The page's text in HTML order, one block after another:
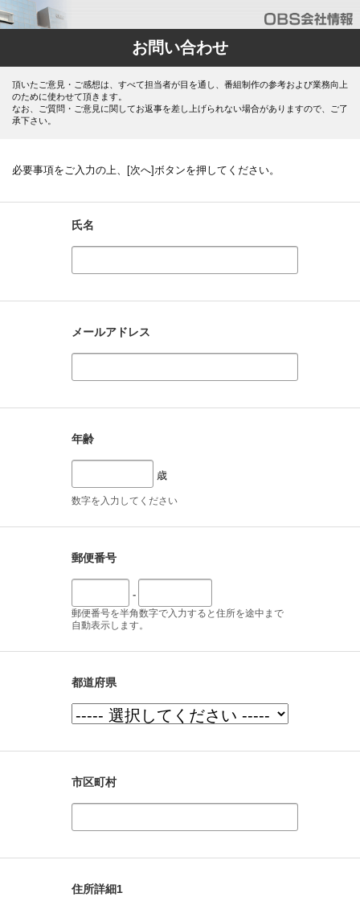
お問い合わせ
頂いたご意見・ご感想は、すべて担当者が目を通し、番組制作の参考および業務向上
のために使わせて頂きます。
なお、ご質問・ご意見に関してお返事を差し上げられない場合がありますので、ご了
承下さい。
必要事項をご入力の上、[次へ]ボタンを押してください。
氏名
メールアドレス
年齢
歳
数字を入力してください
郵便番号
-
郵便番号を半角数字で入力すると住所を途中まで
自動表示します。
都道府県
市区町村
住所詳細1